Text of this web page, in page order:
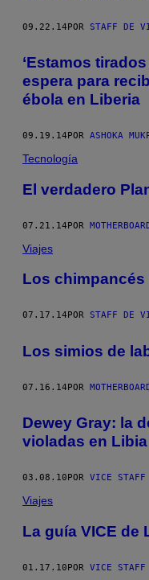
09.22.14POR STAFF DE
‘Estamos
espera para
ébola en Liberia
09.19.14 POR ASHOKA
Tecnología
El verdadero
07.21.14POR
Viajes
Los
07.17.14 POR STAFF DE
Los simios de
07.16.14POR
Dewey Gray: la
violadas en Libia
03.08.10 POR VICE STAFF
Viajes
La guía VICE de
01.17.10POR VICE STAFF